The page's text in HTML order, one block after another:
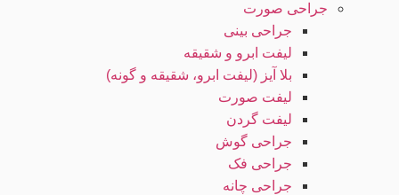
جراحی صورت
جراحی بینی
لیفت ابرو و شقیقه
بلا آیز (لیفت ابرو، شقیقه و گونه)
لیفت صورت
لیفت گردن
جراحی گوش
جراحی فک
جراحی چانه